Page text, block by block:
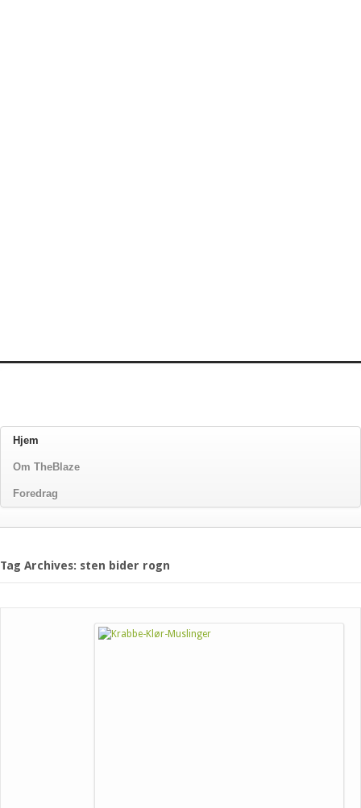
Hjem
Om TheBlaze
Foredrag
Tag Archives: sten bider rogn